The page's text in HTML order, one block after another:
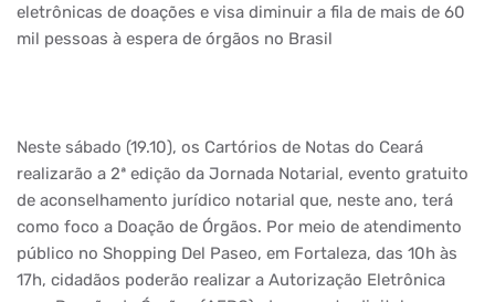
eletrônicas de doações e visa diminuir a fila de mais de 60
mil pessoas à espera de órgãos no Brasil
Neste sábado (19.10), os Cartórios de Notas do Ceará
realizarão a 2ª edição da Jornada Notarial, evento gratuito
de aconselhamento jurídico notarial que, neste ano, terá
como foco a Doação de Órgãos. Por meio de atendimento
público no Shopping Del Paseo, em Fortaleza, das 10h às
17h, cidadãos poderão realizar a Autorização Eletrônica